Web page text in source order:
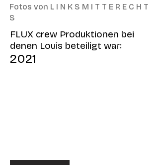
Fotos von L I N K S M I T T E R E C H T
S
FLUX crew Produktionen bei
denen Louis beteiligt war:
2021